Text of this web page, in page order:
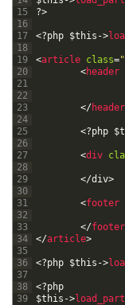
15
16
17
18
19
20
21
22
23
24
25
26
27
28
29
30
31
32
33
34
35
36
37
38
39
?>
<?php $this ->
<article class=
<header
</header
<?php
<div
</div>
<footer
</footer
</article>
<?php $this ->
<?php
$this ->